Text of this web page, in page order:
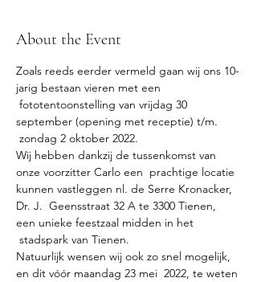
About the Event
Zoals reeds eerder vermeld gaan wij ons 10-
jarig bestaan vieren met een
fototentoonstelling van vrijdag 30
september (opening met receptie) t/m.
zondag 2 oktober 2022.
Wij hebben dankzij de tussenkomst van
onze voorzitter Carlo een  prachtige locatie
kunnen vastleggen nl. de Serre Kronacker,
Dr. J.  Geensstraat 32 A te 3300 Tienen,
een unieke feestzaal midden in het
stadspark van Tienen.
Natuurlijk wensen wij ook zo snel mogelijk,
en dit vóór maandag 23 mei  2022, te weten